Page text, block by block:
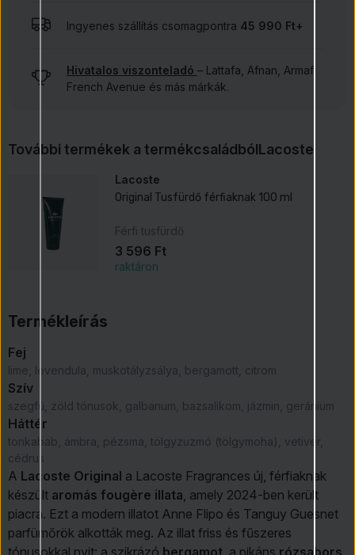
Ingyenes szállítás csomagpontra 45 990 Ft+
Hivatalos viszonteladó – Lattafa, Afnan, Armaf,
French Avenue és más márkák.
Termékleírás
Fej
lime, levendula, muskotályzsálya, bergamott, citrom
Szív
szegfű, zöld tónusok, galbanum, bazsalikom, jázmin, geránium
Háttér
tonkabab, ámbra, pézsma, tölgyzuzmó (tölgymoha), vetiver,
cédrus
A Lacoste Original a Lacoste Fragrances új, férfiaknak
készült aromás fougère illata , amely 2024-ben került
piacra. Ezt a modern illatot Anne Flipo és Tanguy Guesnet
parfümőrök alkották meg. Az illat friss és fűszeres
tónusokkal nyit: a szikrázó bergamot , a pikáns rózsabors
További termékek a termékcsaládbólLacoste
Lacoste
Original Tusfürdő férfiaknak 100 ml
Férfi tusfürdő
3 596 Ft
raktáron